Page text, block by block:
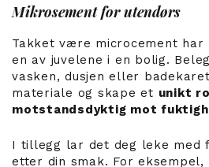
Mikrosement for utendørs
Takket være microcement har
en av juvelene i en bolig.
vasken, dusjen eller
materiale og skape et unikt
motstandsdyktig mot
I tillegg lar det deg leke med
etter din smak. For